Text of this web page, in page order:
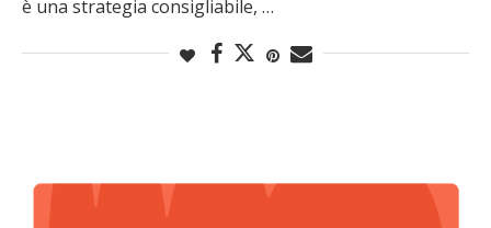
è una strategia consigliabile, …